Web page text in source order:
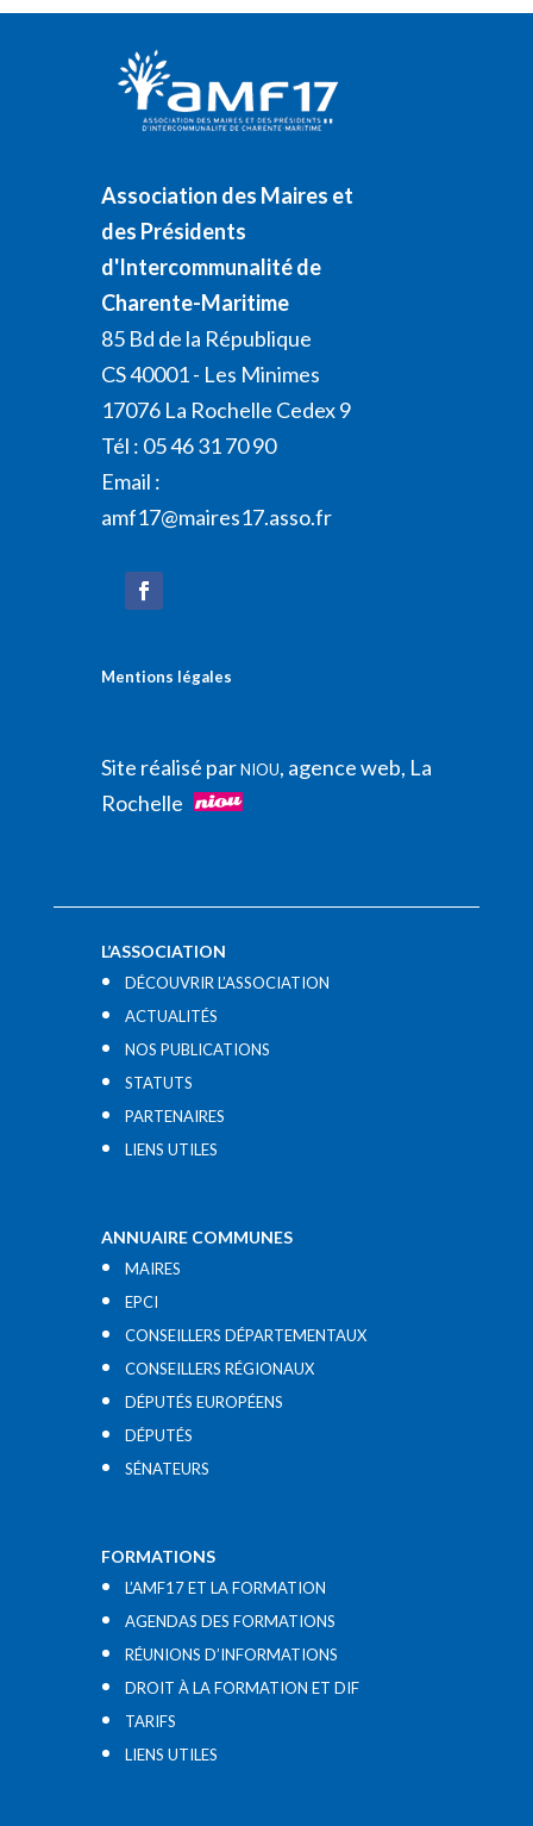
Association des Maires et
des Présidents
d'Intercommunalité de
Charente-Maritime
85 Bd de la République
CS 40001 - Les Minimes
17076 La Rochelle Cedex 9
Tél : 05 46 31 70 90
Email :
amf17@maires17.asso.fr
Mentions légales
Site réalisé parNIOU, agence web, La
Rochelle
L’ASSOCIATION
DÉCOUVRIR L’ASSOCIATION
ACTUALITÉS
NOS PUBLICATIONS
STATUTS
PARTENAIRES
LIENS UTILES​
ANNUAIRE COMMUNES
MAIRES
EPCI
CONSEILLERS DÉPARTEMENTAUX
CONSEILLERS RÉGIONAUX
DÉPUTÉS EUROPÉENS
DÉPUTÉS
SÉNATEURS
FORMATIONS
L’AMF17 ET LA FORMATION
AGENDAS DES FORMATIONS
RÉUNIONS D’INFORMATIONS
DROIT À LA FORMATION ET DIF
TARIFS
LIENS UTILES​